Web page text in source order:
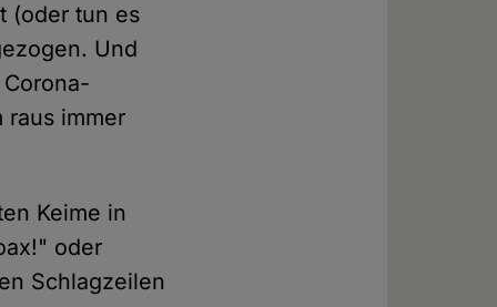
(oder tun es
Und
raus immer
Keime in
oder
Schlagzeilen